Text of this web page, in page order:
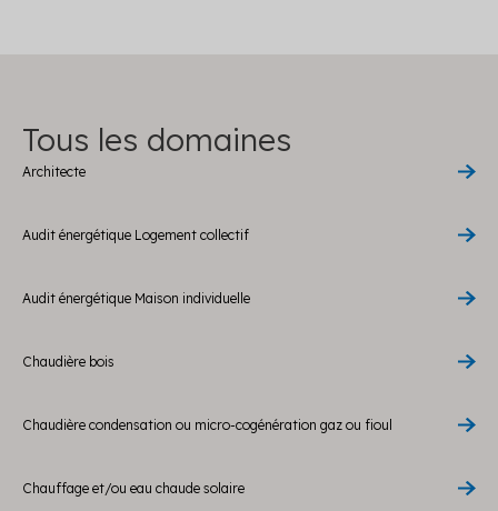
Tous les domaines
Architecte
Audit énergétique Logement collectif
Audit énergétique Maison individuelle
Chaudière bois
Chaudière condensation ou micro-cogénération gaz ou fioul
Chauffage et/ou eau chaude solaire